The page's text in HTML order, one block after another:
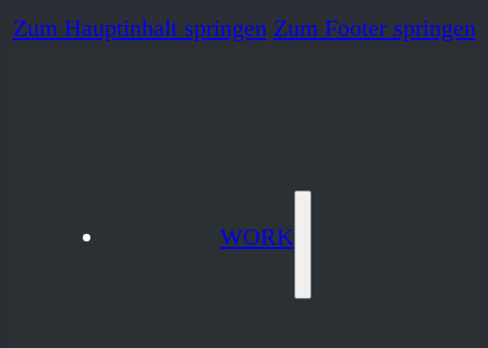
Zum Hauptinhalt springen Zum Footer springen
WORK